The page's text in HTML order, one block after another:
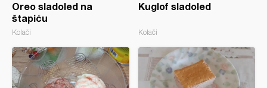
Oreo sladoled na
štapiću
Kolači
Kuglof sladoled
Kolači